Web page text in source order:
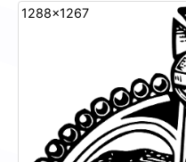
1288x1267